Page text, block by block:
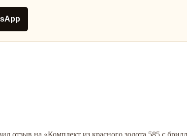
отзыв на «Комплект из красного золота 585 с